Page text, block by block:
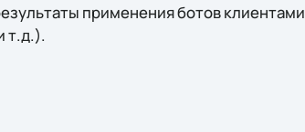
применения ботов клиентами
т.д.).